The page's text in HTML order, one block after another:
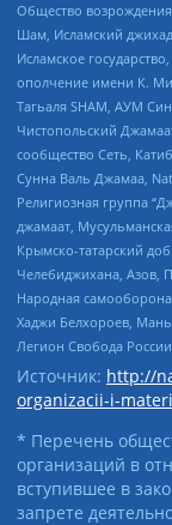
Общество
Шам, Исламский
Исламское
ополчение имени К.
Тагьаля SHAM, АУМ
Чистопольский
сообщество Сеть,
Сунна Валь Джамаа,
Религиозная группа
джамаат,
Крымско-татарский
Челебиджихана, Азов,
Народная
Хаджи Белхороев,
Легион Свобода
Источник: http://
organizacii-i-
* Перечень
организаций в
вступившее в
запрете